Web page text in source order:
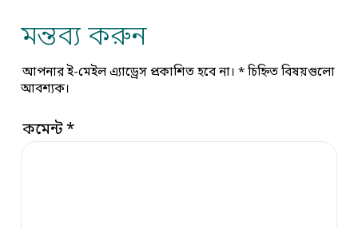
মন্তব্য করুন
আপনার ই-মেইল এ্যাড্রেস প্রকাশিত হবে না। *চিহ্নিত বিষয়গুলো
আবশ্যক।
কমেন্ট*